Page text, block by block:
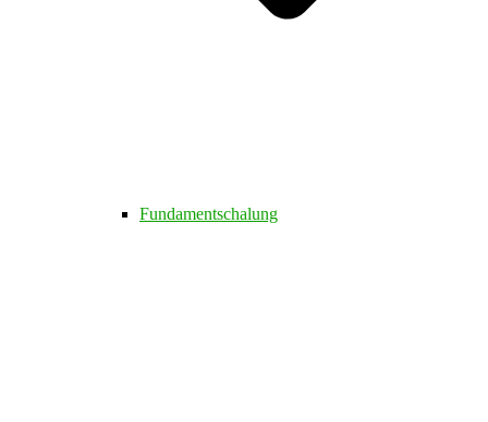
Fundamentschalung